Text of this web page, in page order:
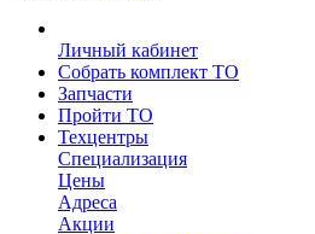
Личный кабинет
Собрать комплект ТО
Запчасти
Пройти ТО
Техцентры
Специализация
Цены
Адреса
Акции